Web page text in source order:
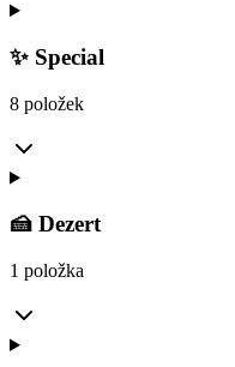
✨ Special
8 položek
🍰 Dezert
1 položka